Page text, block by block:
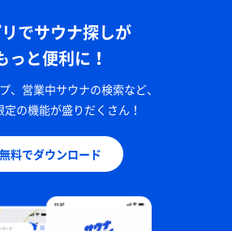
でサウナ探しが
っと便利に！
、営業中サウナの検索など、
定の機能が盛りだくさん！
無料でダウンロード